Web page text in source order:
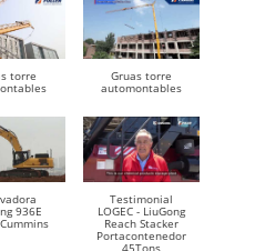
torre
Gruas torre
automontables
936E
Testimonial
LOGEC - LiuGong
Reach Stacker
Portacontenedor